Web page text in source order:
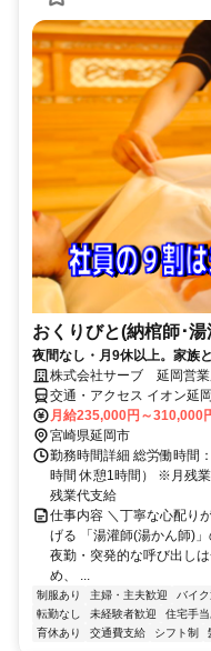
おくりびと(納棺師･湯
夜間なし・月9休以上。家族
株式会社サーブ 延岡営
交通・アクセス イオン延
月給235,000円～310,000
宮崎県延岡市
勤務時間詳細 総労働時間
時間 休憩1時間） ※月残
残業代支給
仕事内容 ＼丁寧な心配り
げる 「湯灌師(湯かん師)
夜勤・突発的な呼び出し
め、 ...
制服あり 主婦・主夫歓迎 バイ
転勤なし
未経験者歓迎 住宅手当
育休あり
交通費支給 シフト制